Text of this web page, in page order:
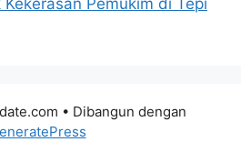
Pemukim di Tepi
• Dibangun dengan